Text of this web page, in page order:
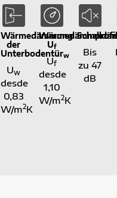
Wärmedämmung
der
Unterbodentürw
Uw
desde
0,83
W/m2K
Wärmedämmprofil
Uf
Uf
desde
1,10
W/m2K
Bis
zu 47
dB